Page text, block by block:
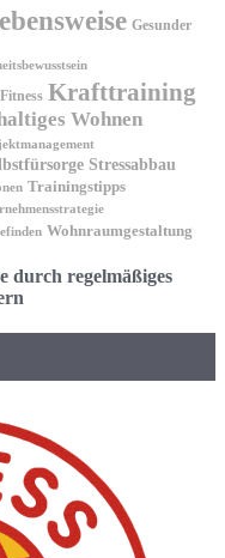
Gesunder
Krafttraining
Wohnen
Stressabbau
Trainingstipps
Wohnraumgestaltung
durch regelmäßiges